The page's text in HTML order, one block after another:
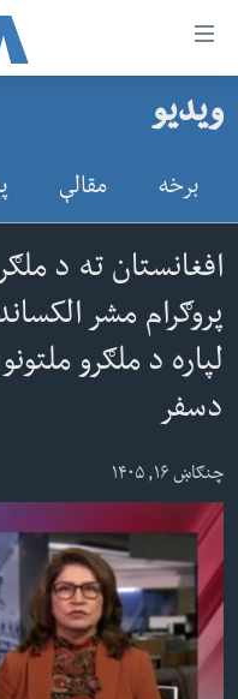
لاس
رسي
اتصالات
اصلي
لاړ
لارښود
شئ
لټون
ځای
کورپاڼه
افغانستان
سیمه
امریکا
نړۍ
ښځې او نجونې
ځوانان
روغتیا
سرمقاله
له مونږ سره په تماس کې پاتې شئ
ویدیو
برخه مقالې
افغانستان ته د
پروګرام مشر
لپاره د ملګرو
دسفر
چنګاښ ۱۶, ۱۴۰۵
available